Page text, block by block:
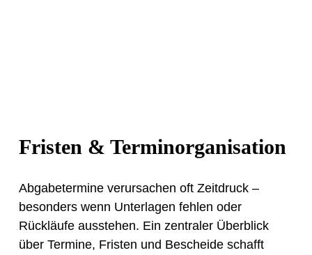
Fristen & Terminorganisation
Abgabetermine verursachen oft Zeitdruck –
besonders wenn Unterlagen fehlen oder
Rückläufe ausstehen. Ein zentraler Überblick
über Termine, Fristen und Bescheide schafft